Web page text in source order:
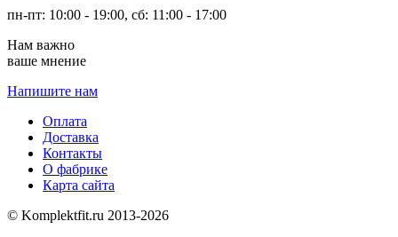
пн-пт: 10:00 - 19:00, сб: 11:00 - 17:00
Нам важно
ваше мнение
Напишите нам
Оплата
Доставка
Контакты
О фабрике
Карта сайта
© Komplektfit.ru 2013-2026